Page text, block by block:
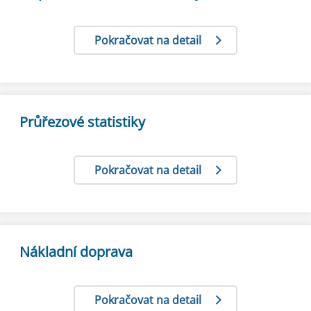
nařízení č. 557/2013 o evropské statistice,
pokud jde o přístup k důvěrným údajům
Kodex evropské statistiky– je základním
zásadách, které se týkají institucionálního
Pokračovat na detail
Průřezové statistiky
Pokračovat na detail
Nákladní doprava
Pokračovat na detail